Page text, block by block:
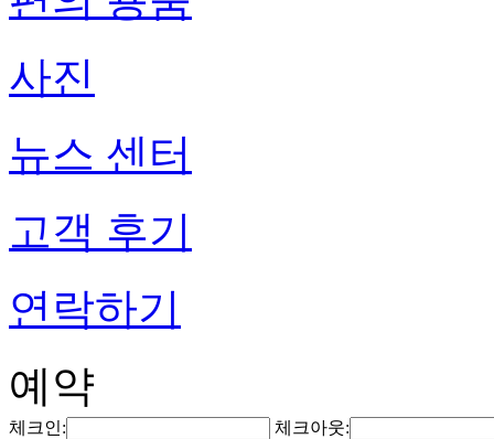
사진
뉴스 센터
고객 후기
연락하기
예약
체크인: 체크아웃: